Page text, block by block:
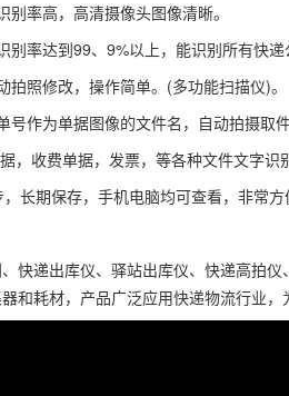
率高，高清摄像头图像清晰。
率达到99、9%以上，能识别所有快递
照修改，操作简单。(多功能扫描仪)。
作为单据图像的文件名，自动拍摄取
，收费单据，发票，等各种文件文字识
长期保存，手机电脑均可查看，非常方
快递出库仪、驿站出库仪、快递高拍
和耗材，产品广泛应用快递物流行业，